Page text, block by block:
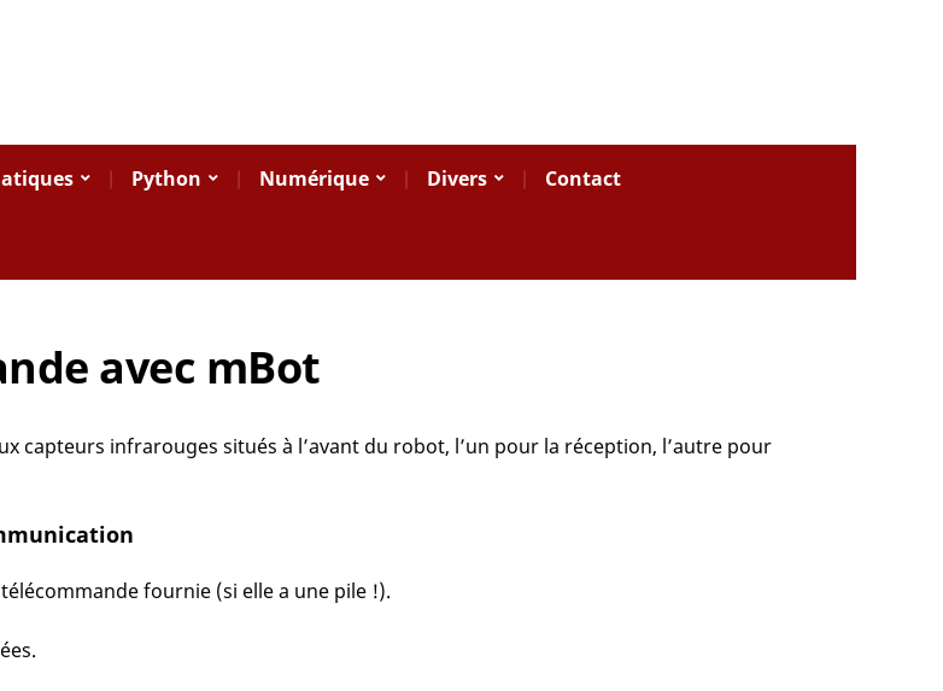
Python Numérique Divers Contact
avec mBot
capteurs infrarouges situés à l’avant du robot, l’un pour la réception, l’autre pour
fournie (si elle a une pile !).